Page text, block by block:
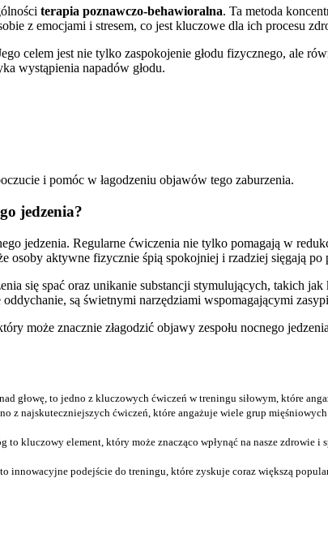
terapia poznawczo-behawioralna. Ta metoda
z emocjami i stresem, co jest kluczowe dla ich procesu
celem jest nie tylko zaspokojenie głodu fizycznego, ale
wystąpienia napadów głodu.
i pomóc w łagodzeniu objawów tego zaburzenia.
jedzenia?
jedzenia. Regularne ćwiczenia nie tylko pomagają w
osoby aktywne fizycznie śpią spokojniej i rzadziej sięgają po
się spać oraz unikanie substancji stymulujących, takich
są świetnymi narzędziami wspomagającymi
może znacznie złagodzić objawy zespołu nocnego
głowę, to jedno z kluczowych ćwiczeń w treningu siłowym, które
z najskuteczniejszych ćwiczeń, które angażuje wiele grup
to kluczowy element, który może znacząco wpłynąć na nasze zdrowie i
innowacyjne podejście do treningu, które zyskuje coraz większą